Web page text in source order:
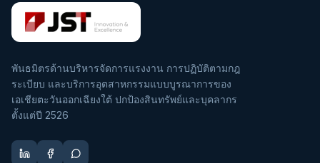
พันธมิตรด้านบริหารจัดการแรงงาน การปฏิบัติตามกฎ
ระเบียบ และบริการอุตสาหกรรมแบบบูรณาการของ
เอเชียตะวันออกเฉียงใต้ ปกป้องสินทรัพย์และบุคลากร
ตั้งแต่ปี 2526